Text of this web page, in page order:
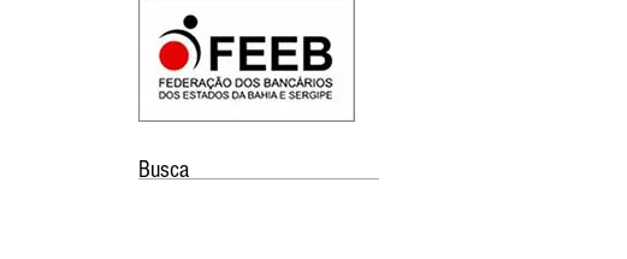
Busca